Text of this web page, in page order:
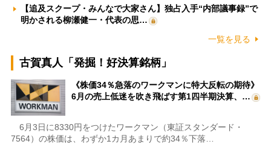
【追及スクープ・みんなで大家さん】独占入手“内部議事録”で
明かされる柳瀬健一・代表の思…
一覧を見る
古賀真人「発掘！好決算銘柄」
《株価34％急落のワークマンに特大反転の期待》
6月の売上低迷を吹き飛ばす第1四半期決算、…
6月3日に8330円をつけたワークマン（東証スタンダード・
7564）の株価は、わずか1カ月あまりで約34％下落…